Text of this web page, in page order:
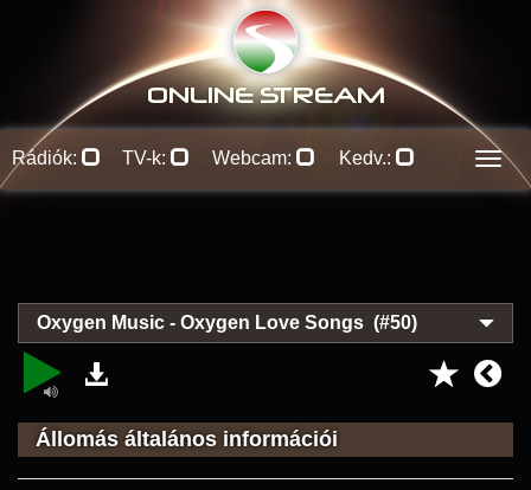
ONLINE STREAM
Rádiók: TV-k: Webcam: Kedv.:
Oxygen Music - Oxygen Love Songs (#50)
Állomás általános információi